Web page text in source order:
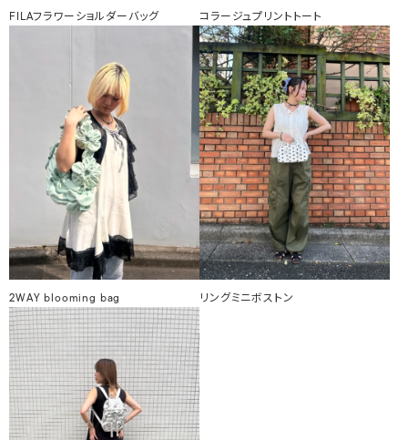
FILAフラワーショルダーバッグ コラージュプリントトート
2WAY blooming bag リングミニボストン